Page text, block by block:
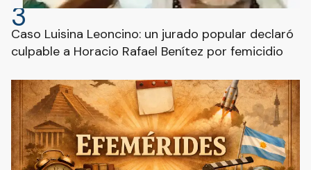
3
Caso Luisina Leoncino: un jurado popular declaró
culpable a Horacio Rafael Benítez por femicidio